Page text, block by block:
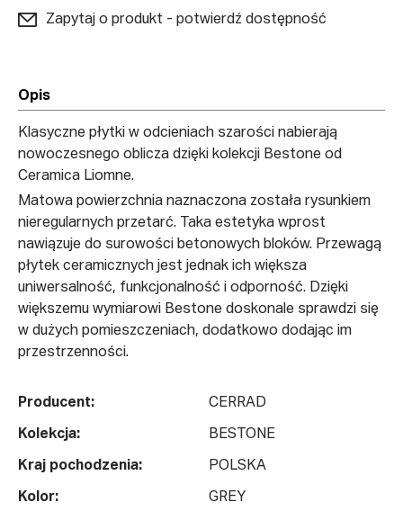
Zapytaj o produkt - potwierdź dostępność
Opis
Klasyczne płytki w odcieniach szarości nabierają
nowoczesnego oblicza dzięki kolekcji Bestone od
Ceramica Liomne.
Matowa powierzchnia naznaczona została rysunkiem
nieregularnych przetarć. Taka estetyka wprost
nawiązuje do surowości betonowych bloków. Przewagą
płytek ceramicznych jest jednak ich większa
uniwersalność, funkcjonalność i odporność. Dzięki
większemu wymiarowi Bestone doskonale sprawdzi się
w dużych pomieszczeniach, dodatkowo dodając im
przestrzenności.
Producent: CERRAD
Kolekcja: BESTONE
Kraj pochodzenia: POLSKA
Kolor: GREY